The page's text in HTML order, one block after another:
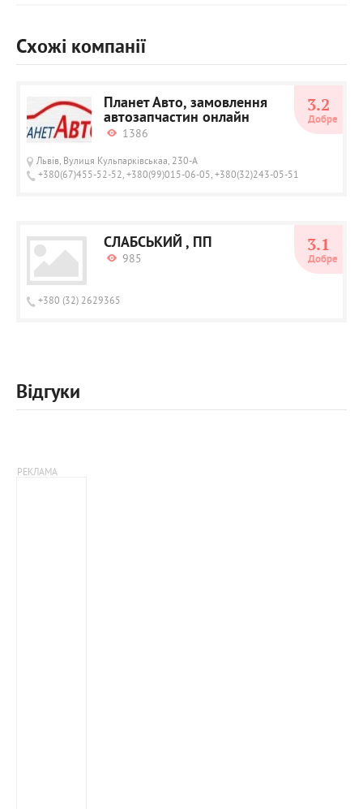
Схожі компанії
Планет Авто, замовлення
автозапчастин онлайн
1386
Львів, Вулиця Кульпарківськаа, 230-А
+380(67)455-52-52, +380(99)015-06-05, +380(32)243-05-51
3.2
Добре
СЛАБСЬКИЙ , ПП
985
+380 (32) 2629365
3.1
Добре
Відгуки